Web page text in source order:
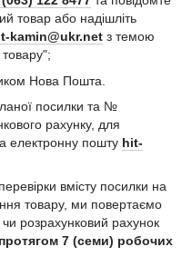
товар або надішліть
kamin@ukr.net з темою
Нова Пошта.
посилки та №
рахунку, для
електронну пошту hit-
вмісту посилки на
товару, ми повертаємо
розрахунковий рахунок
протягом 7 (семи) робочих